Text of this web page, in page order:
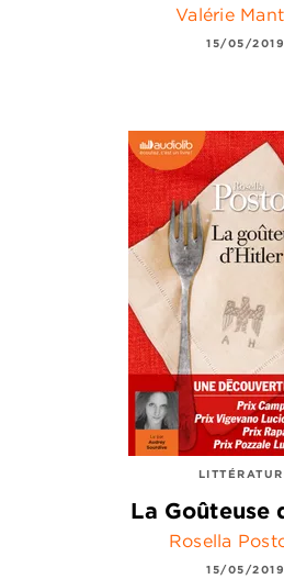
Valérie
15/05/2019
La Goûteuse
Rosella
15/05/2019